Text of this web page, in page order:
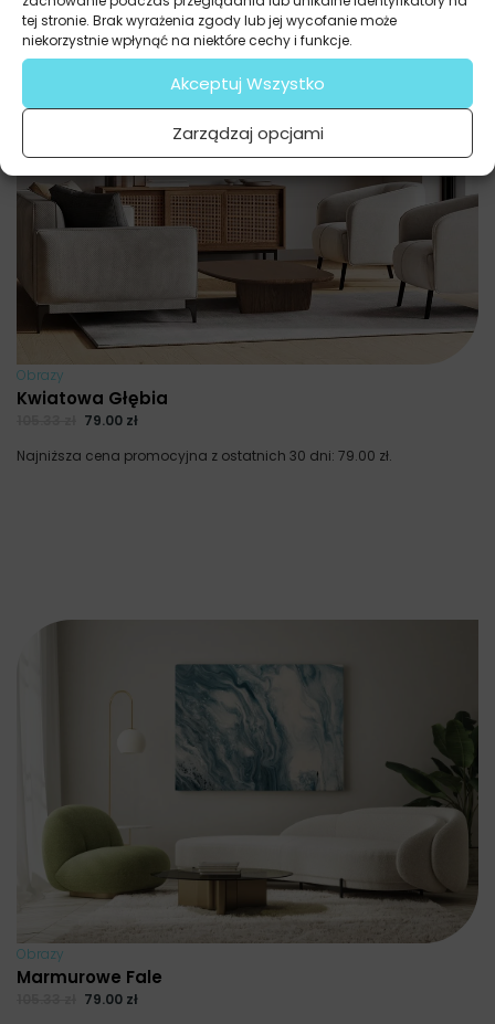
tej stronie. Brak wyrażenia zgody lub jej wycofanie może
niekorzystnie wpłynąć na niektóre cechy i funkcje.
Akceptuj Wszystko
Zarządzaj opcjami
Obrazy
Kwiatowa Głębia
79.00 zł
Najniższa cena promocyjna z ostatnich 30 dni: 79.00 zł.
Obrazy
Marmurowe Fale
79.00 zł